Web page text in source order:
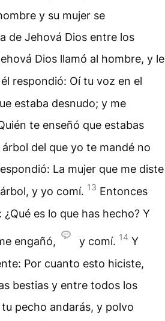
y su mujer se
de Jehová Dios entre los
Dios llamó al hombre, y le
respondió: Oí tu voz en el
estaba desnudo; y me
te enseñó que estabas
del que yo te mandé no
La mujer que me diste
y yo comí. 13 Entonces
es lo que has hecho? Y
engañó, y comí. 14 Y
Por cuanto esto hiciste,
bestias y entre todos los
pecho andarás, y polvo